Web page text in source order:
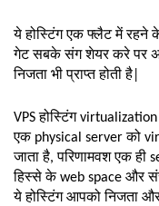
ये होस्टिंग एक फ्लैट में रहने
गेट सबके संग शेयर करे पर
निजता भी प्राप्त होती है|
VPS होस्टिंग
एक physical server को
जाता है, परिणामवश एक ही
हिस्से के web space और
ये होस्टिंग आपको निजता